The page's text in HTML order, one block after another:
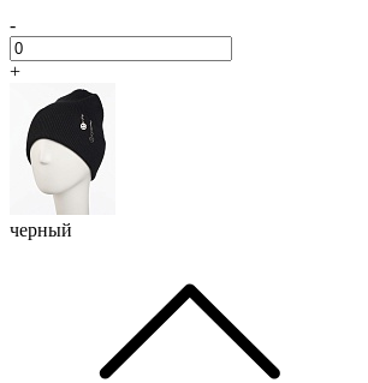
-
+
черный